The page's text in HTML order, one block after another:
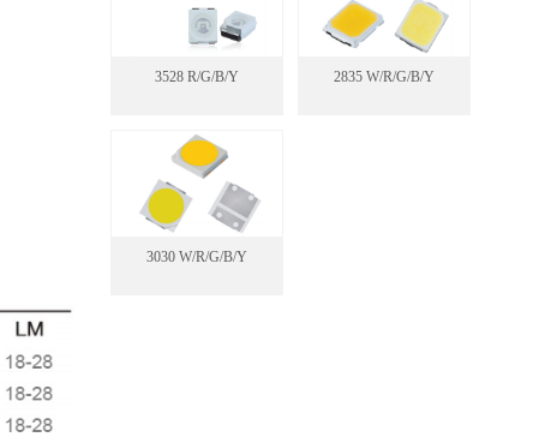
3528 R/G/B/Y 2835 W/R/G/B/Y
3030 W/R/G/B/Y